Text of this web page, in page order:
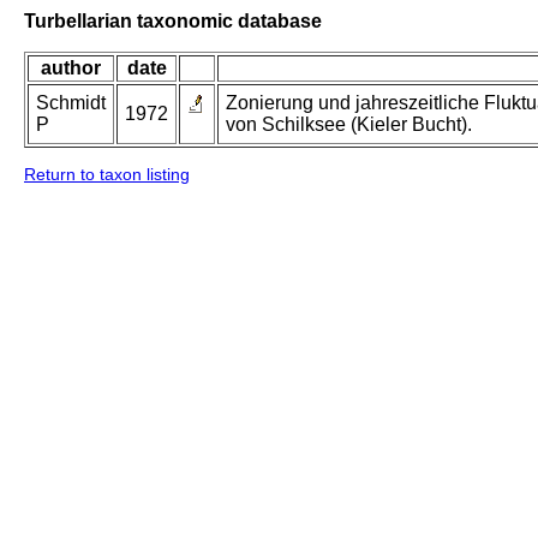
Turbellarian taxonomic database
author
date
Schmidt
P
1972
Zonierung und jahreszeitliche
von Schilksee (Kieler Bucht).
Return to taxon listing